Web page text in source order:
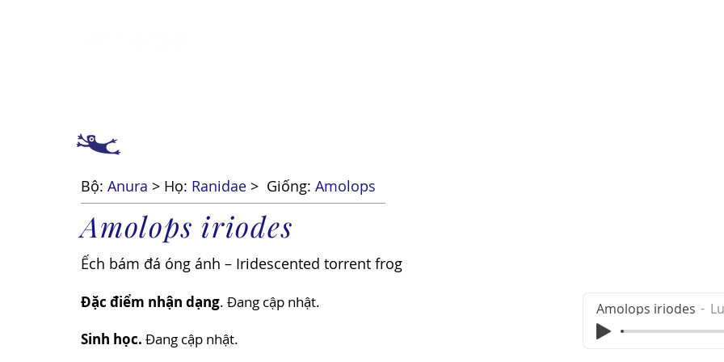
Bộ: Anura > Họ: Ranidae > Giống: Amolops
Amolops iriodes
Ếch bám đá óng ánh – Iridescented torrent frog
Đặc điểm nhận dạng. Đang cập nhật.
Sinh học. Đang cập nhật.
Amolops iriodes